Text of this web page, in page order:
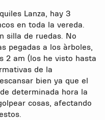
Lanza, hay 3
en toda la vereda.
silla de ruedas. No
pegadas a los àrboles,
2 am (los he visto hasta
de la
bien ya que el
determinada hora la
cosas, afectando